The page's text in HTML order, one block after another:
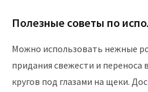
Полезные советы по
Можно использовать нежные
придания свежести и переноса
кругов под глазами на щеки.